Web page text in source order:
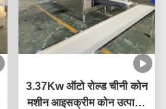
3.37Kw ऑटो रोल्ड चीनी कोन
मशीन आइसक्रीम कोन उत्पादन